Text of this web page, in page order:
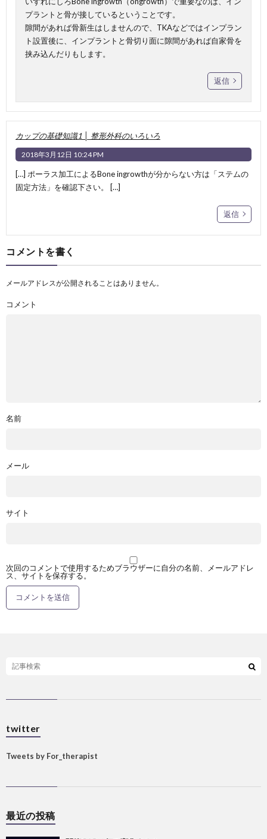
プラントと骨が接しているということです。
隙間があれば骨新生はしませんので、TKAなどではインプラン
ト設置後に、インプラントと骨切り面に隙間があれば自家骨を
挟み込んだりもします。
返信
カップの基礎知識1 │ 整形外科のいろいろ
2018年3月12日 10:24 PM
[…] ポーラス加工によるBone ingrowthが分からない方は「ステムの
固定方法」を確認下さい。 […]
返信
コメントを書く
メールアドレスが公開されることはありません。
コメント
名前
メール
サイト
次回のコメントで使用するためブラウザーに自分の名前、メールアドレ
ス、サイトを保存する。
twitter
Tweets by For_therapist
最近の投稿